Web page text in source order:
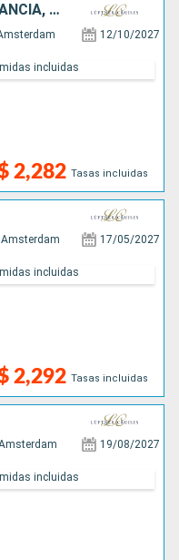
PAISES BAJOS, ALEMANIA, FRANCIA, SUIZA
12/10/2027
2,282 Tasas incluidas
incluidas
Amsterdam 17/05/2027
2,292 Tasas incluidas
incluidas
19/08/2027
incluidas